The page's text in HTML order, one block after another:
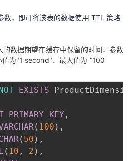
数，即可将该表的数据使用 TTL 策略
数据期望在缓存中保留的时间，参数
为"1 second"、最大值为 “100
EXISTS
PRIMARY KEY ,
( 100 ) ,
( 50 ) ,
( 10 , 2 ) ,